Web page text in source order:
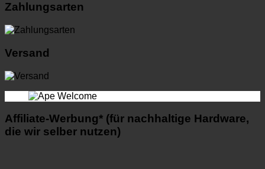
Zahlungsarten
Versand
Affiliate-Werbung* (für nachhaltige Hardware,
die wir selber nutzen)